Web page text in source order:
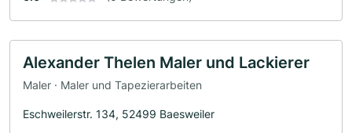
Alexander Thelen Maler und Lackierer
Maler · Maler und Tapezierarbeiten
Eschweilerstr. 134, 52499 Baesweiler